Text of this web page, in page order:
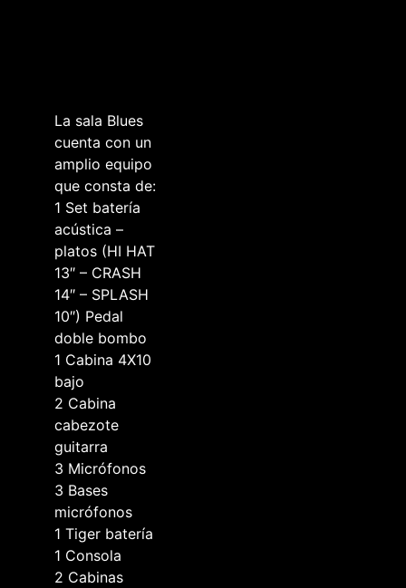
La sala Blues
cuenta con un
amplio equipo
que consta de:
1 Set batería
acústica –
platos (HI HAT
13″ – CRASH
14″ – SPLASH
10″) Pedal
doble bombo
1 Cabina 4X10
bajo
2 Cabina
cabezote
guitarra
3 Micrófonos
3 Bases
micrófonos
1 Tiger batería
1 Consola
2 Cabinas